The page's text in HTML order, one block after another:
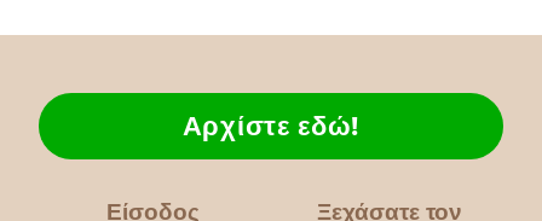
Είσοδος
Ξεχάσατε τον
Αρχίστε εδώ!